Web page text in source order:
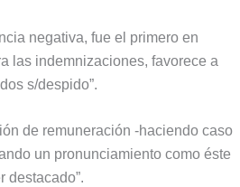
negativa, fue el primero en
las indemnizaciones, favorece a
s/despido”.
de remuneración -haciendo caso
un pronunciamiento como éste
destacado”.